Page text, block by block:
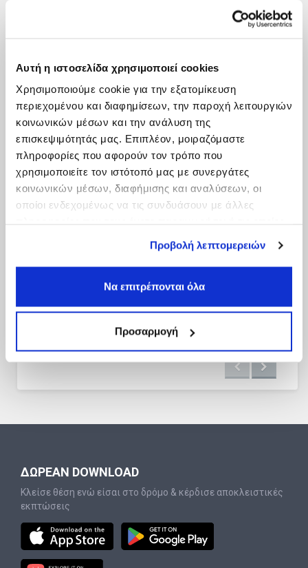
Αυτή η ιστοσελίδα χρησιμοποιεί cookies
Χρησιμοποιούμε cookie για την εξατομίκευση
περιεχομένου και διαφημίσεων, την παροχή λειτουργιών
κοινωνικών μέσων και την ανάλυση της
επισκεψιμότητάς μας. Επιπλέον, μοιραζόμαστε
πληροφορίες που αφορούν τον τρόπο που
χρησιμοποιείτε τον ιστότοπό μας με συνεργάτες
κοινωνικών μέσων, διαφήμισης και αναλύσεων, οι
οποίοι ενδεχομένως να τις συνδυάσουν με άλλες
έχουν συλλέξει σε σχέση με την από μέρους σας χρήση
Προβολή λεπτομερειών
Να επιτρέπονται όλα
Προσαρμογή
ΔΩΡΕΑΝ DOWNLOAD
Κλείσε θέση ενώ είσαι στο δρόμο & κέρδισε αποκλειστικές
εκπτώσεις